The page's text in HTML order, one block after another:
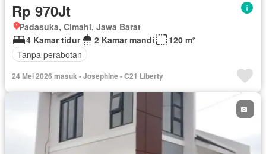
Rp 970Jt
Padasuka, Cimahi, Jawa Barat
4 Kamar tidur
2 Kamar mandi
120 m²
Tanpa perabotan
24 Mei 2026 masuk - Josephine - C21 Liberty